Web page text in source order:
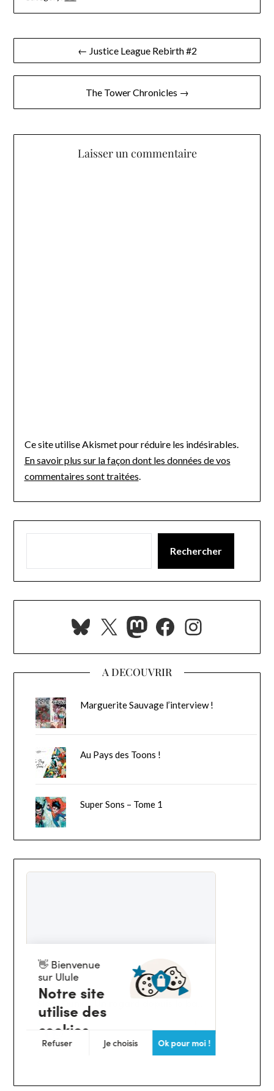
Navigation
de
← Justice League Rebirth #2
The Tower Chronicles →
Laisser un commentaire
Ce site utilise Akismet pour réduire les indésirables.
En savoir plus sur la façon dont les données de vos
commentaires sont traitées.
Rechercher
Bluesky
X Mastodon
Facebook
A DECOUVRIR
Marguerite Sauvage l’interview !
Au Pays des Toons !
Super Sons – Tome 1